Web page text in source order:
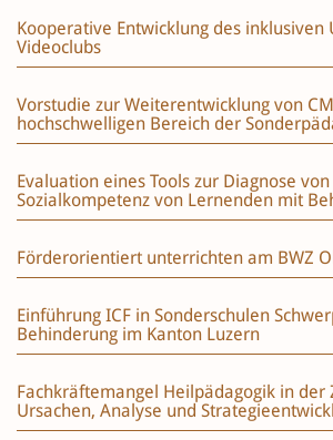
Kooperative Entwicklung des inklusiven
Videoclubs
Vorstudie zur Weiterentwicklung von
hochschwelligen Bereich der
Evaluation eines Tools zur Diagnose
Sozialkompetenz von Lernenden mit
Förderorientiert unterrichten am BWZ
Einführung ICF in Sonderschulen
Behinderung im Kanton Luzern
Fachkräftemangel Heilpädagogik in der
Ursachen, Analyse und